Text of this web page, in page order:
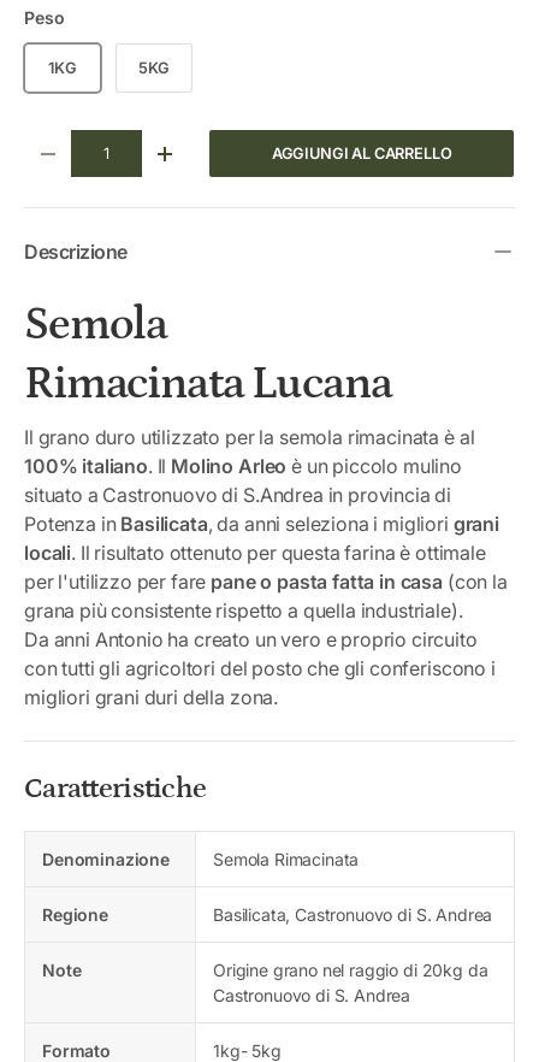
Peso
1KG 5KG
DIMINUIRE LA QUANTITÀAUMENTA LA QUANTITÀAGGIUNGI AL CARRELLO
Descrizione
Semola
Rimacinata Lucana
Il grano duro utilizzato per la semola rimacinata è al
100% italiano. Il Molino Arleo è un piccolo mulino
situato a Castronuovo di S.Andrea in provincia di
Potenza in Basilicata, da anni seleziona i migliori grani
locali. Il risultato ottenuto per questa farina è ottimale
per l'utilizzo per fare pane o pasta fatta in casa (con la
grana più consistente rispetto a quella industriale).
Da anni Antonio ha creato un vero e proprio circuito
con tutti gli agricoltori del posto che gli conferiscono i
migliori grani duri della zona.
Caratteristiche
Denominazione Semola Rimacinata
Regione Basilicata, Castronuovo di S. Andrea
Note
Origine grano nel raggio di 20kg da
Castronuovo di S. Andrea
Formato 1kg- 5kg